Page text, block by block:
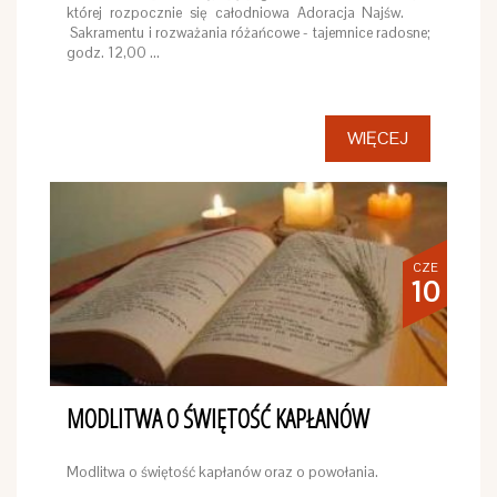
której rozpocznie się całodniowa Adoracja Najśw.
Sakramentu i rozważania różańcowe - tajemnice radosne;
godz. 12,00 …
WIĘCEJ
CZE
10
MODLITWA O ŚWIĘTOŚĆ KAPŁANÓW
Modlitwa o świętość kapłanów oraz o powołania.